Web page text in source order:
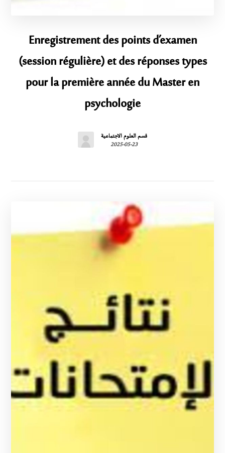
Enregistrement des points d’examen
(session régulière) et des réponses types
pour la première année du Master en
psychologie
قسم العلوم الاجتماعية
2025-05-23